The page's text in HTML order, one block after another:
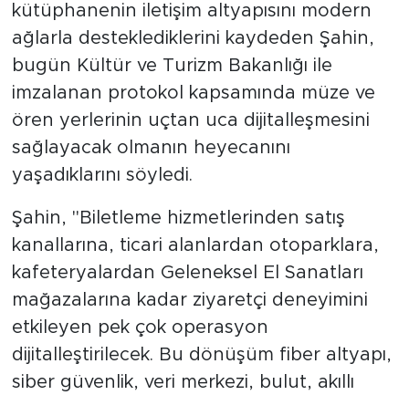
kütüphanenin iletişim altyapısını modern
ağlarla desteklediklerini kaydeden Şahin,
bugün Kültür ve Turizm Bakanlığı ile
imzalanan protokol kapsamında müze ve
ören yerlerinin uçtan uca dijitalleşmesini
sağlayacak olmanın heyecanını
yaşadıklarını söyledi.
Şahin, ''Biletleme hizmetlerinden satış
kanallarına, ticari alanlardan otoparklara,
kafeteryalardan Geleneksel El Sanatları
mağazalarına kadar ziyaretçi deneyimini
etkileyen pek çok operasyon
dijitalleştirilecek. Bu dönüşüm fiber altyapı,
siber güvenlik, veri merkezi, bulut, akıllı